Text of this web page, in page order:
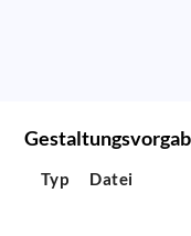
Typ Datei